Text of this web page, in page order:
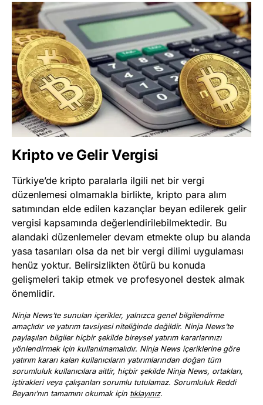
Kripto ve Gelir Vergisi
Türkiye’de kripto paralarla ilgili net bir vergi
düzenlemesi olmamakla birlikte, kripto para alım
satımından elde edilen kazançlar beyan edilerek gelir
vergisi kapsamında değerlendirilebilmektedir. Bu
alandaki düzenlemeler devam etmekte olup bu alanda
yasa tasarıları olsa da net bir vergi dilimi uygulaması
henüz yoktur. Belirsizlikten ötürü bu konuda
gelişmeleri takip etmek ve profesyonel destek almak
önemlidir.
Ninja News’te sunulan içerikler, yalnızca genel bilgilendirme
amaçlıdır ve yatırım tavsiyesi niteliğinde değildir. Ninja News’te
paylaşılan bilgiler hiçbir şekilde bireysel yatırım kararlarınızı
yönlendirmek için kullanılmamalıdır. Ninja News içeriklerine göre
yatırım kararı kalan kullanıcıların yatırımlarından doğan tüm
sorumluluk kullanıcılara aittir, hiçbir şekilde Ninja News, ortakları,
iştirakleri veya çalışanları sorumlu tutulamaz. Sorumluluk Reddi
Beyanı’nın tamamını okumak için tıklayınız.